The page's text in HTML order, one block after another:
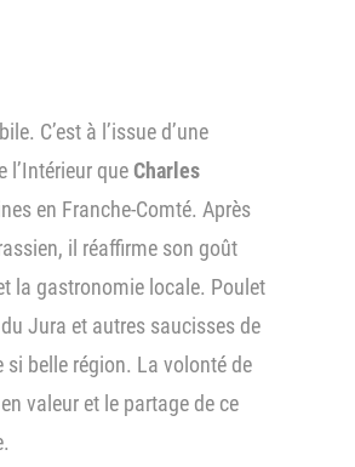
C’est à l’issue d’une
l’Intérieur queCharles
en Franche-Comté. Après
il réaffirme son goût
la gastronomie locale. Poulet
Jura et autres saucisses de
belle région. La volonté de
valeur et le partage de ce